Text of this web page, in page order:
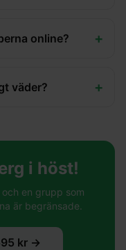
online? +
väder? +
i höst!
en grupp som
är begränsade.
kr →